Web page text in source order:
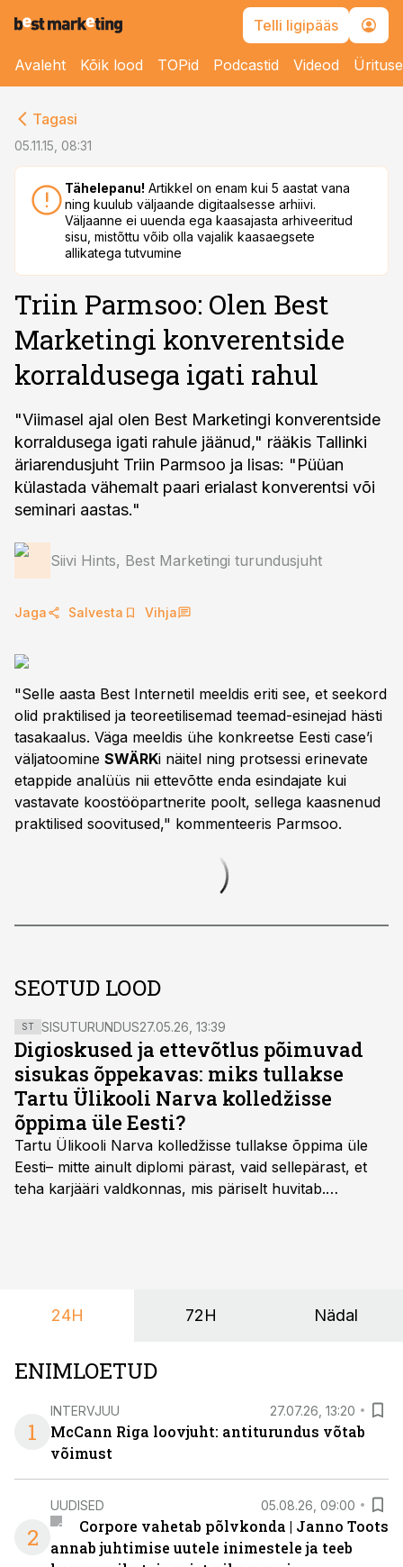
Telli ligipääs
Avaleht Kõik lood TOPid Podcastid Videod
Tagasi
05.11.15, 08:31
Tähelepanu! Artikkel on enam kui 5 aastat vana
ning kuulub väljaande digitaalsesse arhiivi.
Väljaanne ei uuenda ega kaasajasta arhiveeritud
sisu, mistõttu võib olla vajalik kaasaegsete
allikatega tutvumine
Triin Parmsoo: Olen Best
Marketingi konverentside
korraldusega igati rahul
"Viimasel ajal olen Best Marketingi konverentside
korraldusega igati rahule jäänud," rääkis Tallinki
äriarendusjuht Triin Parmsoo ja lisas: "Püüan
külastada vähemalt paari erialast konverentsi või
seminari aastas."
Siivi Hints, Best Marketingi turundusjuht
Jaga Salvesta Vihja
"Selle aasta Best Internetil meeldis eriti see, et seekord
olid praktilised ja teoreetilisemad teemad-esinejad hästi
tasakaalus. Väga meeldis ühe konkreetse Eesti case’i
väljatoomine SWÄRKi näitel ning protsessi erinevate
etappide analüüs nii ettevõtte enda esindajate kui
vastavate koostööpartnerite poolt, sellega kaasnenud
praktilised soovitused," kommenteeris Parmsoo.
SEOTUD LOOD
ST SISUTURUNDUS27.05.26, 13:39
Digioskused ja ettevõtlus põimuvad
sisukas õppekavas: miks tullakse
Tartu Ülikooli Narva kolledžisse
õppima üle Eesti?
Tartu Ülikooli Narva kolledžisse tullakse õppima üle
Eesti– mitte ainult diplomi pärast, vaid sellepärast, et
teha karjääri valdkonnas, mis päriselt huvitab.
24H 72H Nädal
ENIMLOETUD
1
INTERVJUU 27.07.26, 13:20
McCann Riga loovjuht: antiturundus võtab
võimust
2
UUDISED 05.08.26, 09:00
Corpore vahetab põlvkonda | Janno Toots
annab juhtimise uutele inimestele ja teeb